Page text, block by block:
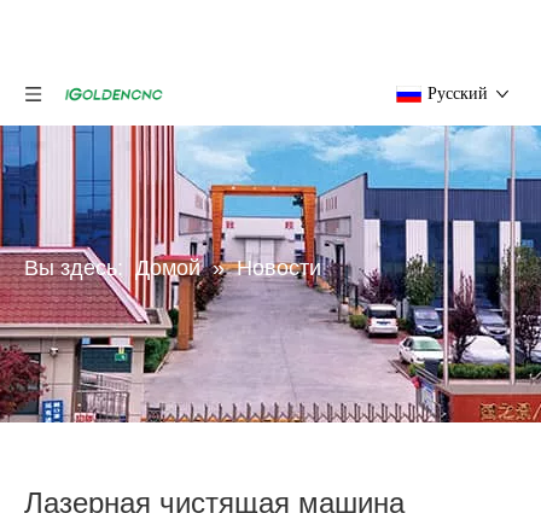
Pусский
Вы здесь: Домой » Новости
Лазерная чистящая машина